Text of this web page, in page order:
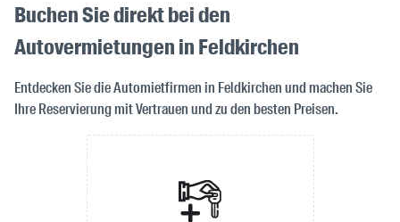
Buchen Sie direkt bei den
Autovermietungen in Feldkirchen
Entdecken Sie die Automietfirmen in Feldkirchen und machen Sie
Ihre Reservierung mit Vertrauen und zu den besten Preisen.